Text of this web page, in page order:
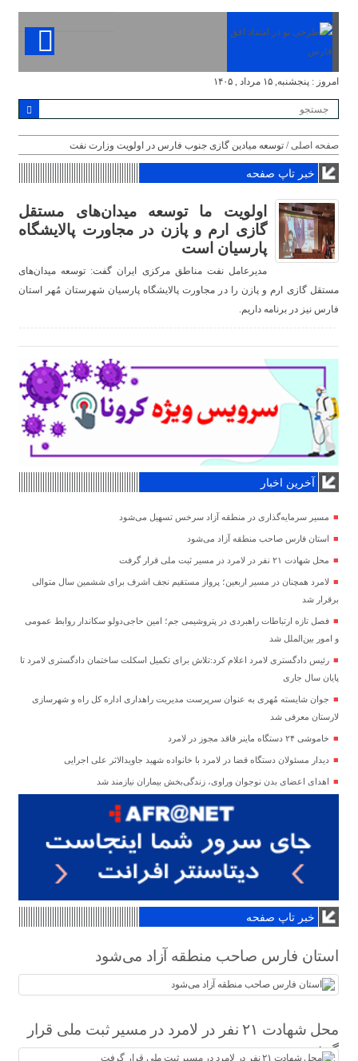
امروز : پنجشنبه, ۱۵ مرداد , ۱۴۰۵
صفحه اصلی/ توسعه میادین گازی جنوب فارس در اولویت وزارت نفت
خبر تاپ صفحه
اولویت ما توسعه میدان‌های مستقل
گازی ارم و‌ پازن در مجاورت پالایشگاه
پارسیان است
مدیرعامل نفت مناطق مرکزی ایران گفت: توسعه میدان‌های
مستقل گازی ارم و‌ پازن را در مجاورت پالایشگاه پارسیان شهرستان مُهر استان
فارس نیز در برنامه داریم.
آخرین اخبار
مسیر سرمایه‌گذاری در منطقه آزاد سرخس تسهیل می‌شود
استان فارس صاحب منطقه آزاد می‌شود
محل شهادت ۲۱ نفر در لامرد در مسیر ثبت ملی قرار گرفت
لامرد همچنان در مسیر اربعین؛ پرواز مستقیم نجف اشرف برای ششمین سال متوالی
برقرار شد
فصل تازه ارتباطات راهبردی در پتروشیمی جم؛ امین حاجی‌دولو سکاندار روابط عمومی
و امور بین‌الملل شد
رئیس دادگستری لامرد اعلام کرد:تلاش برای تکمیل اسکلت ساختمان دادگستری لامرد تا
پایان سال جاری
جوان شایسته مُهری به عنوان سرپرست مدیریت راهداری اداره کل راه و شهرسازی
لارستان معرفی شد
خاموشی ۲۴ دستگاه ماینر فاقد مجوز در لامرد
دیدار مسئولان دستگاه قضا در لامرد با خانواده شهید جاویدالاثر علی اجرایی
اهدای اعضای بدن نوجوان وراوی، زندگی‌بخش بیماران نیازمند شد
خبر تاپ صفحه
استان فارس صاحب منطقه آزاد می‌شود
محل شهادت ۲۱ نفر در لامرد در مسیر ثبت ملی قرار
گرفت